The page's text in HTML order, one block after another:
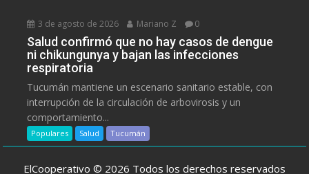
3 de agosto de 2026 Mariano Z 0
Salud confirmó que no hay casos de dengue
ni chikungunya y bajan las infecciones
respiratoria
Tucumán mantiene un escenario sanitario estable, con
interrupción de la circulación de arbovirosis y un
comportamiento...
Populares Salud Tucumán
ElCooperativo © 2026 Todos los derechos reservados